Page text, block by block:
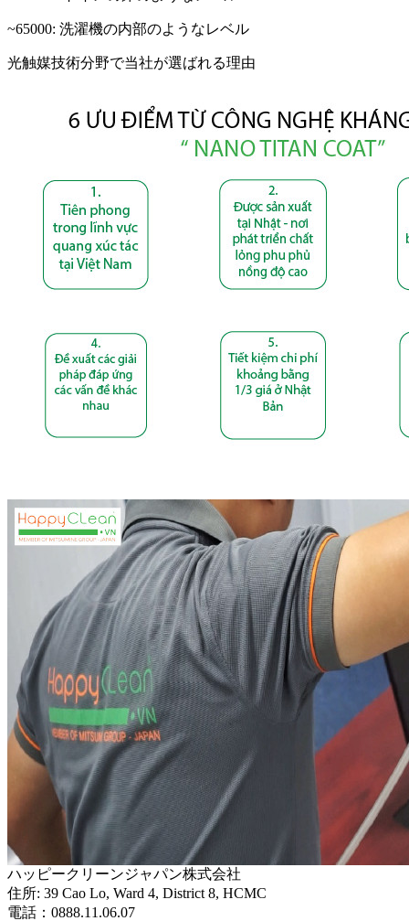
~65000: 洗濯機の内部のようなレベル
光触媒技術分野で当社が選ばれる理由
ハッピークリーンジャパン株式会社
住所: 39 Cao Lo, Ward 4, District 8, HCMC
電話：0888.11.06.07